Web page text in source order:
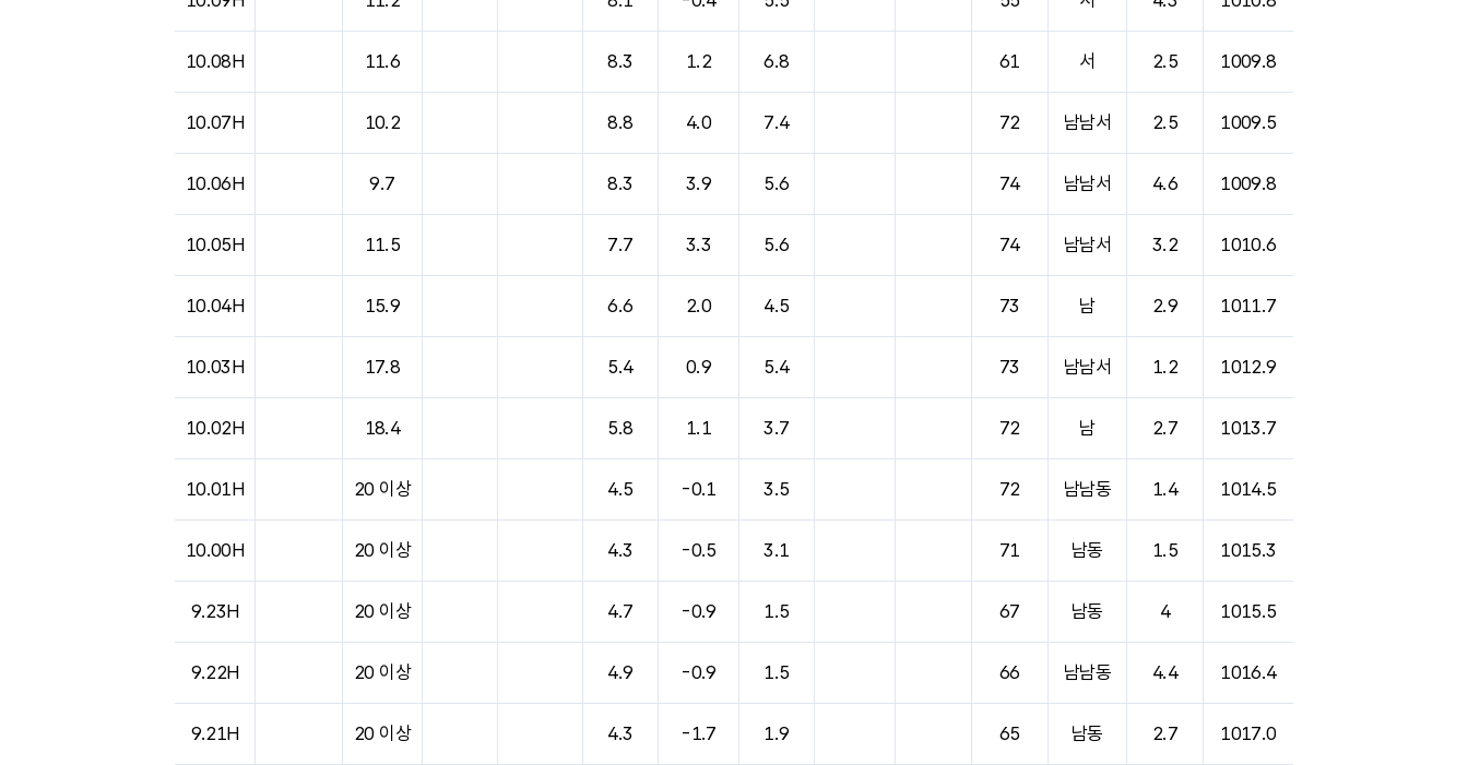
10.08H 11.6 8.3 1.2 6.8 61 서 2.5 1009.8
10.07H 10.2 8.8 4.0 7.4 72 남남서 2.5 1009.5
10.06H 9.7 8.3 3.9 5.6 74 남남서 4.6 1009.8
10.05H 11.5 7.7 3.3 5.6 74 남남서 3.2 1010.6
10.04H 15.9 6.6 2.0 4.5 73 남 2.9 1011.7
10.03H 17.8 5.4 0.9 5.4 73 남남서 1.2 1012.9
10.02H 18.4 5.8 1.1 3.7 72 남 2.7 1013.7
10.01H 20 이상 4.5 -0.1 3.5 72 남남동 1.4 1014.5
10.00H 20 이상 4.3 -0.5 3.1 71 남동 1.5 1015.3
9.23H 20 이상 4.7 -0.9 1.5 67 남동 4 1015.5
9.22H 20 이상 4.9 -0.9 1.5 66 남남동 4.4 1016.4
9.21H 20 이상 4.3 -1.7 1.9 65 남동 2.7 1017.0